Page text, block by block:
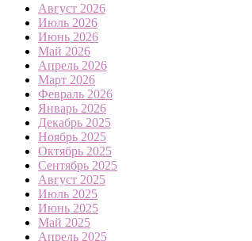
Август 2026
Июль 2026
Июнь 2026
Май 2026
Апрель 2026
Март 2026
Февраль 2026
Январь 2026
Декабрь 2025
Ноябрь 2025
Октябрь 2025
Сентябрь 2025
Август 2025
Июль 2025
Июнь 2025
Май 2025
Апрель 2025